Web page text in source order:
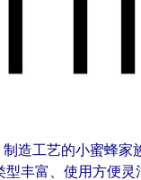
造工艺的小蜜蜂
丰富、使用方便